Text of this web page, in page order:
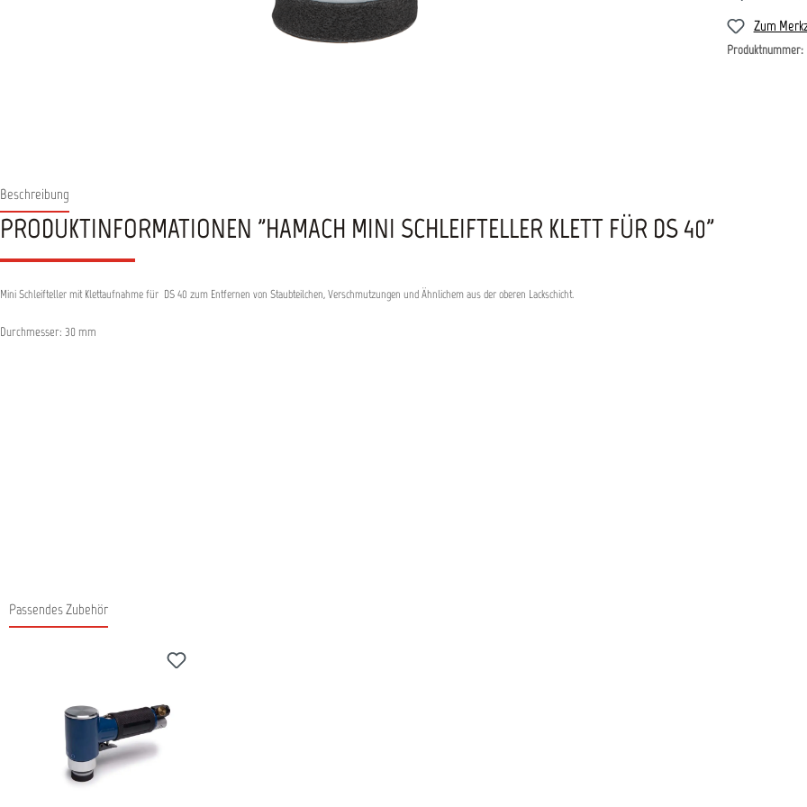
Zum
Produktnummer:
Beschreibung
PRODUKTINFORMATIONEN "HAMACH MINI SCHLEIFTELLER KLETT FÜR DS 40"
Mini Schleifteller mit Klettaufnahme für DS 40 zum Entfernen von Staubteilchen, Verschmutzungen und Ähnlichem aus der oberen Lackschicht.
Durchmesser: 30 mm
Passendes Zubehör